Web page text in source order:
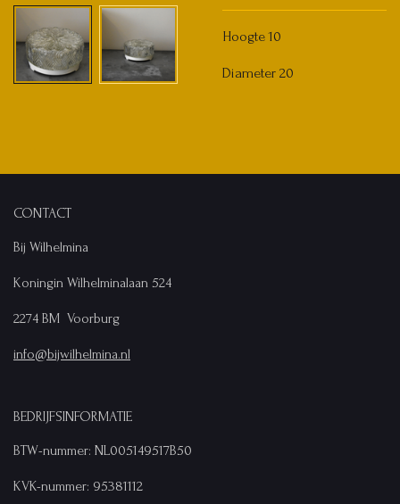
Hoogte 10
Diameter 20
CONTACT
Bij Wilhelmina
Koningin Wilhelminalaan 524
2274 BM Voorburg
info@bijwilhelmina.nl
BEDRIJFSINFORMATIE
BTW-nummer: NL005149517B50
KVK-nummer: 95381112